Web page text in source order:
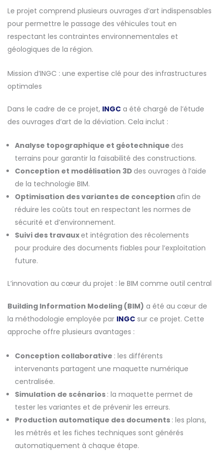
Le projet comprend plusieurs ouvrages d’art indispensables
pour permettre le passage des véhicules tout en
respectant les contraintes environnementales et
géologiques de la région.
Mission d’INGC : une expertise clé pour des infrastructures
optimales
Dans le cadre de ce projet, INGC a été chargé de l’étude
des ouvrages d’art de la déviation. Cela inclut :
Analyse topographique et géotechnique des
terrains pour garantir la faisabilité des constructions.
Conception et modélisation 3D des ouvrages à l’aide
de la technologie BIM.
Optimisation des variantes de conception afin de
réduire les coûts tout en respectant les normes de
sécurité et d’environnement.
Suivi des travaux et intégration des récolements
pour produire des documents fiables pour l’exploitation
future.
L’innovation au cœur du projet : le BIM comme outil central
Building Information Modeling (BIM) a été au cœur de
la méthodologie employée par INGC sur ce projet. Cette
approche offre plusieurs avantages :
Conception collaborative : les différents
intervenants partagent une maquette numérique
centralisée.
Simulation de scénarios : la maquette permet de
tester les variantes et de prévenir les erreurs.
Production automatique des documents : les plans,
les métrés et les fiches techniques sont générés
automatiquement à chaque étape.